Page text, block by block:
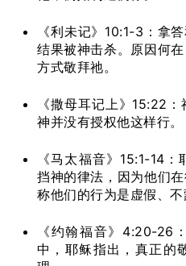
《利未记》10:1-3：拿
结果被神击杀。原因何
方式敬拜祂。
《撒母耳记上》15:22
神并没有授权他这样行。
《马太福音》15:1-14
挡神的律法，因为他们
称他们的行为是虚假、不
《约翰福音》4:20-26
中，耶稣指出，真正的